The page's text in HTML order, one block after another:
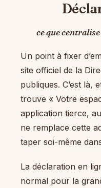
ce que
Un point à fixer
site officiel de la
publiques. C’est là,
trouve « Votre
application tierce,
ne remplace cette
taper soi-même
La déclaration en
normal pour la